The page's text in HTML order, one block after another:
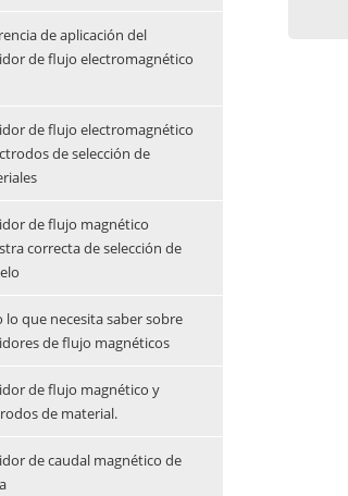
de aplicación del
de flujo electromagnético
de flujo electromagnético
de selección de
de flujo magnético
correcta de selección de
lo que necesita saber sobre
de flujo magnéticos
de flujo magnético y
de material.
de caudal magnético de